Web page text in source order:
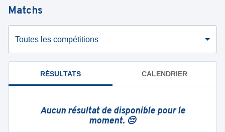
Matchs
Toutes les compétitions
RÉSULTATS CALENDRIER
Aucun résultat de disponible pour le
moment. 😔